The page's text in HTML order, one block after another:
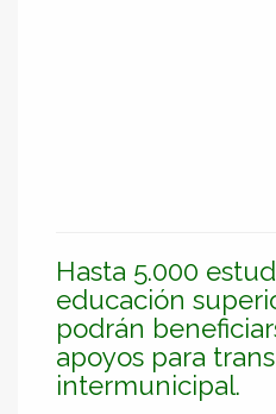
Hasta 5.000
educación
podrán
apoyos para
intermunicipal.